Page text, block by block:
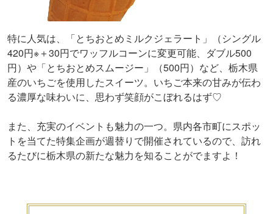
特に人気は、「とちおとめミルクジェラート」（シングル
420円※＋30円でワッフルコーンに変更可能、ダブル500
円）や「とちおとめスムージー」（500円）など、栃木県
産のいちごを使用したスイーツ。いちご本来の甘みが伝わ
る濃厚な味わいに、思わず笑顔がこぼれるはず♡
また、充実のイベントも魅力の一つ。県内各市町にスポッ
トを当てた特集企画が週替りで開催されているので、訪れ
るたびに栃木県の新たな魅力を知ることがでますよ！